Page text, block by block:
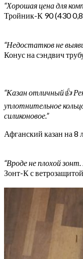
“Хорошая цена для
Тройник-К 90 (430
“Недостатков не
Конус на сэндвич
“Казан отличный👍
уплотнительное
силиконовое.”
Афганский казан на 8
“Вроде не плохой
Зонт-К с